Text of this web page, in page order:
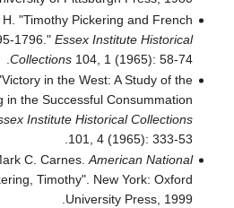
"Timothy Pickering and French
1796." Essex Institute Historical
Collections104, 1 (1965): 58-74.
in the West: A Study of the
in the Successful Consummation
Institute Historical Collections
101, 4 (1965): 333-53.
C. Carnes.American National
Timothy". New York: Oxford
University Press, 1999.